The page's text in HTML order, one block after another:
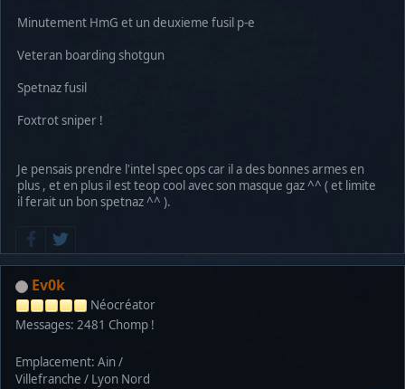
Minutement HmG et un deuxieme fusil p-e
Veteran boarding shotgun
Spetnaz fusil
Foxtrot sniper !
Je pensais prendre l'intel spec ops car il a des bonnes armes en
plus , et en plus il est teop cool avec son masque gaz ^^ ( et limite
il ferait un bon spetnaz ^^ ).
Ev0k
Néocréator
Messages: 2481 Chomp !
Emplacement: Ain /
Villefranche / Lyon Nord